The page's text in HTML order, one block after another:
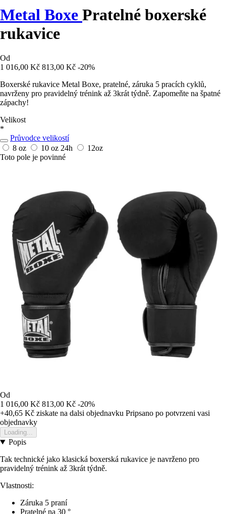
Metal Boxe Pratelné boxerské
rukavice
Od
1 016,00 Kč 813,00 Kč -20%
Boxerské rukavice Metal Boxe, pratelné, záruka 5 pracích cyklů,
navrženy pro pravidelný trénink až 3krát týdně. Zapomeňte na špatné
zápachy!
Velikost
*
Průvodce velikostí
8 oz
10 oz 24h
12oz
Toto pole je povinné
Od
1 016,00 Kč 813,00 Kč -20%
+40,65 Kč ziskate na dalsi objednavku Pripsano po potvrzeni vasi
objednavky
Loading...
Popis
Tak technické jako klasická boxerská rukavice je navrženo pro
pravidelný trénink až 3krát týdně.
Vlastnosti:
Záruka 5 praní
Pratelné na 30 °